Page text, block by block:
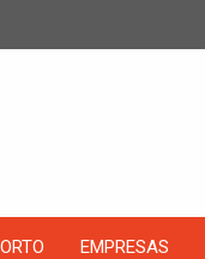
EMPRESAS